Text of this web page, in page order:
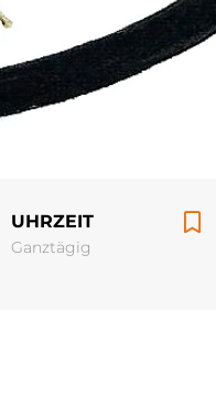
UHRZEIT
Ganztägig